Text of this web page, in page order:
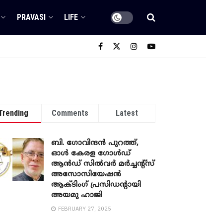
PRAVASI LIFE
Comments Latest
ബി. ​ഗോവിന്ദൻ പുറത്ത്,
ഓൾ കേരള ഗോൾഡ്
ആൻഡ് സിൽവർ മർച്ചന്റ്സ്
അസോസിയേഷൻ
ആക്ടിംഗ് പ്രസിഡന്റായി
അയമു ഹാജി
FEBRUARY 27, 2025